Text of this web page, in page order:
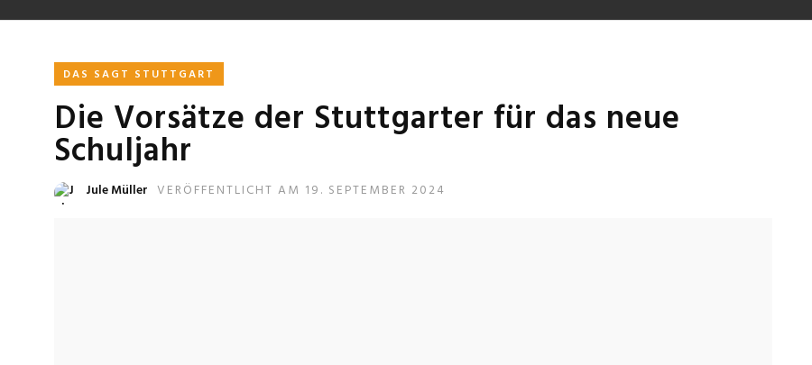
DAS SAGT STUTTGART
Die Vorsätze der Stuttgarter für das neue
Schuljahr
Jule Müller VERÖFFENTLICHT AM 19. SEPTEMBER 2024